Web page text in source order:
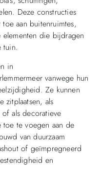
Deze constructies
aan buitenruimtes,
die bijdragen
tuin.
in
vanwege hun
Ze kunnen
zitplaatsen, als
als decoratieve
toe te voegen aan de
van duurzaam
of geïmpregneerd
en